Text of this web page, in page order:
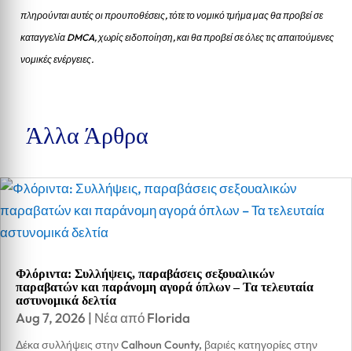
πληρούνται αυτές οι προυποθέσεις, τότε το νομικό τμήμα μας θα προβεί σε
καταγγελία DMCA, χωρίς ειδοποίηση, και θα προβεί σε όλες τις απαιτούμενες
νομικές ενέργειες.
Άλλα Άρθρα
Φλόριντα: Συλλήψεις, παραβάσεις σεξουαλικών
παραβατών και παράνομη αγορά όπλων – Τα τελευταία
αστυνομικά δελτία
Aug 7, 2026 | Νέα από Florida
Δέκα συλλήψεις στην Calhoun County, βαριές κατηγορίες στην